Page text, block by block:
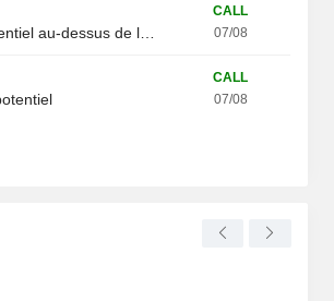
au-dessus de la résistance
CALL
07/08
CALL
07/08